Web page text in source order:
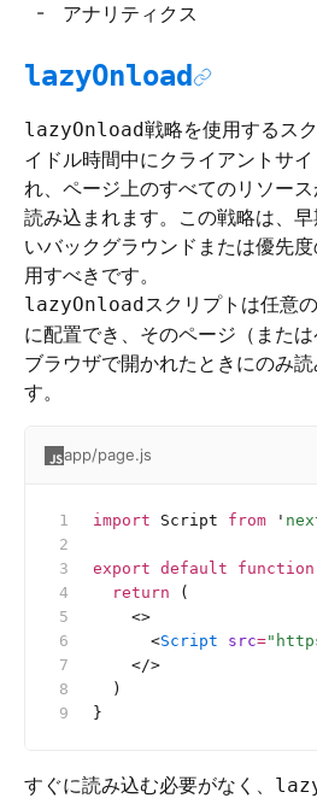
アナリティクス
lazyOnload
lazyOnload戦略を使用するス
イドル時間中にクライアントサ
れ、ページ上のすべてのリソー
読み込まれます。この戦略は、
いバックグラウンドまたは優先
用すべきです。
lazyOnloadスクリプトは任意
に配置でき、そのページ（また
ブラウザで開かれたときにのみ
す。
app/page.js
import Script from '
export default function
  return
(
    <>
      <
Script src=
    </>
  )
}
すぐに読み込む必要がなく、